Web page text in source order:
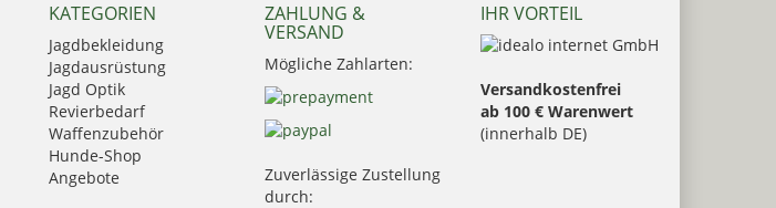
KATEGORIEN
Jagdbekleidung
Jagdausrüstung
Jagd Optik
Revierbedarf
Waffenzubehör
Hunde-Shop
Angebote
ZAHLUNG &
VERSAND
Mögliche Zahlarten:
Zuverlässige Zustellung
durch:
IHR VORTEIL
Versandkostenfrei
ab 100 € Warenwert
(innerhalb DE)